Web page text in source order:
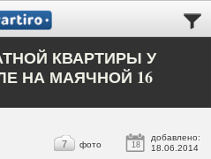
КВАРТИРЫ У
НА МАЯЧНОЙ 16
18
добавлено:
18.06.2014
7 фото